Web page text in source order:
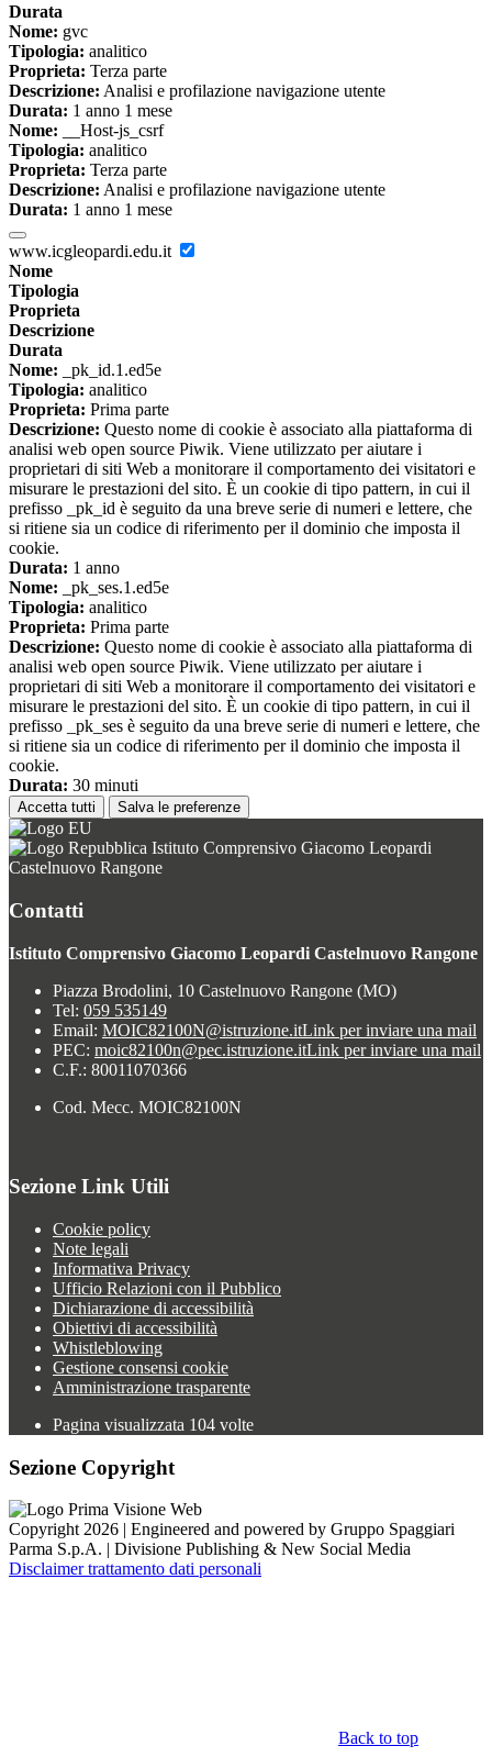
Durata
Nome: gvc
Tipologia: analitico
Proprieta: Terza parte
Descrizione: Analisi e profilazione navigazione utente
Durata: 1 anno 1 mese
Nome: __Host-js_csrf
Tipologia: analitico
Proprieta: Terza parte
Descrizione: Analisi e profilazione navigazione utente
Durata: 1 anno 1 mese
www.icgleopardi.edu.it
Nome
Tipologia
Proprieta
Descrizione
Durata
Nome: _pk_id.1.ed5e
Tipologia: analitico
Proprieta: Prima parte
Descrizione: Questo nome di cookie è associato alla piattaforma di
analisi web open source Piwik. Viene utilizzato per aiutare i
proprietari di siti Web a monitorare il comportamento dei visitatori e
misurare le prestazioni del sito. È un cookie di tipo pattern, in cui il
prefisso _pk_id è seguito da una breve serie di numeri e lettere, che
si ritiene sia un codice di riferimento per il dominio che imposta il
cookie.
Durata: 1 anno
Nome: _pk_ses.1.ed5e
Tipologia: analitico
Proprieta: Prima parte
Descrizione: Questo nome di cookie è associato alla piattaforma di
analisi web open source Piwik. Viene utilizzato per aiutare i
proprietari di siti Web a monitorare il comportamento dei visitatori e
misurare le prestazioni del sito. È un cookie di tipo pattern, in cui il
prefisso _pk_ses è seguito da una breve serie di numeri e lettere, che
si ritiene sia un codice di riferimento per il dominio che imposta il
cookie.
Durata: 30 minuti
Accetta tutti Salva le preferenze
Istituto Comprensivo Giacomo Leopardi
Castelnuovo Rangone
Contatti
Istituto Comprensivo Giacomo Leopardi Castelnuovo Rangone
Piazza Brodolini, 10 Castelnuovo Rangone (MO)
Tel: 059 535149
Email: MOIC82100N@istruzione.itLink per inviare una mail
PEC: moic82100n@pec.istruzione.itLink per inviare una mail
C.F.: 80011070366
Cod. Mecc. MOIC82100N
Sezione Link Utili
Cookie policy
Note legali
Informativa Privacy
Ufficio Relazioni con il Pubblico
Dichiarazione di accessibilità
Obiettivi di accessibilità
Whistleblowing
Gestione consensi cookie
Amministrazione trasparente
Pagina visualizzata 104 volte
Sezione Copyright
Copyright 2026 | Engineered and powered by Gruppo Spaggiari
Parma S.p.A. | Divisione Publishing & New Social Media
Disclaimer trattamento dati personali
Back to top